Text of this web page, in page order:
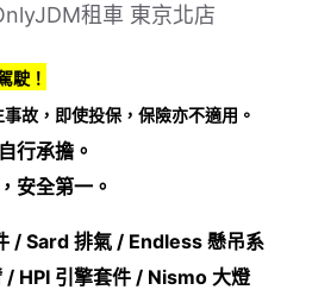
租車 東京北店
駛！
故，即使投保，保險亦不適用。
行承擔。
安全第一。
/Sard 排氣 / Endless 懸吊系
/ HPI 引擎套件 / Nismo 大燈